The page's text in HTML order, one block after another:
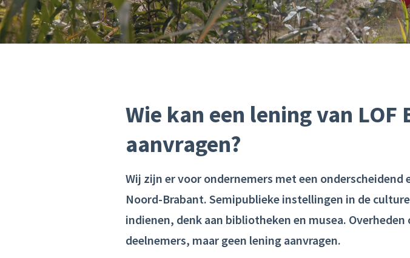
Wie kan een lening van LOF
aanvragen?
Wij zijn er voor ondernemers met een
Noord-Brabant. Semipublieke instellingen in de
indienen, denk aan bibliotheken en musea.
deelnemers, maar geen lening aanvragen.